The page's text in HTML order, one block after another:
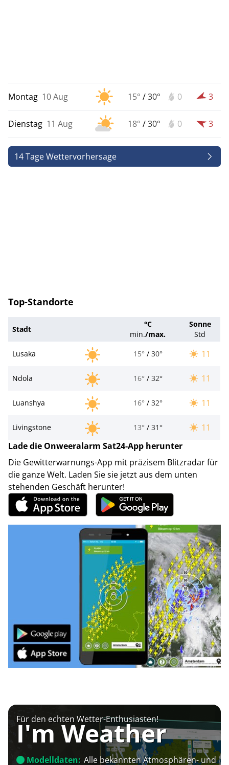
Montag 10 Aug 15° /30° 0 3
Dienstag 11 Aug 18° /30° 0 3
14 Tage Wettervorhersage
Top-Standorte
Stadt
°C
min./max.
Sonne
Std
Lusaka
15° / 30° 11
Ndola 16° / 32° 11
Luanshya 16° / 32° 11
Livingstone 13° / 31°
11
Lade die Onweeralarm Sat24-App herunter
Die Gewitterwarnungs-App mit präzisem Blitzradar für
die ganze Welt. Laden Sie sie jetzt aus dem unten
stehenden Geschäft herunter!
Für den echten Wetter-Enthusiasten!
I'm Weather
Modelldaten: Alle bekannten Atmosphären- und